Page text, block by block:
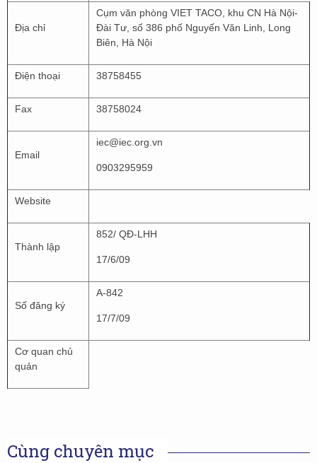
Địa chỉ
Cụm văn phòng VIET TACO, khu CN Hà Nội-
Đài Tư, số 386 phố Nguyến Văn Linh, Long
Biên, Hà Nội
Điện thoại 38758455
Fax 38758024
Email
iec@iec.org.vn
0903295959
Website
Thành lập
852/ QĐ-LHH
17/6/09
Số đăng ký
A-842
17/7/09
Cơ quan chủ
quản
Cùng chuyên mục